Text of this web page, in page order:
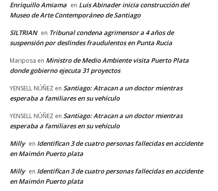
Enriquillo Amiama en Luis Abinader inicia construcción del
Museo de Arte Contemporáneo de Santiago
SILTRIAN en Tribunal condena agrimensor a 4 años de
suspensión por deslindes fraudulentos en Punta Rucia
Mariposa en Ministro de Medio Ambiente visita Puerto Plata
donde gobierno ejecuta 31 proyectos
YENSELL NÚÑEZ en Santiago: Atracan a un doctor mientras
esperaba a familiares en su vehículo
YENSELL NÚÑEZ en Santiago: Atracan a un doctor mientras
esperaba a familiares en su vehículo
Milly en Identifican 3 de cuatro personas fallecidas en accidente
en Maimón Puerto plata
Milly en Identifican 3 de cuatro personas fallecidas en accidente
en Maimón Puerto plata